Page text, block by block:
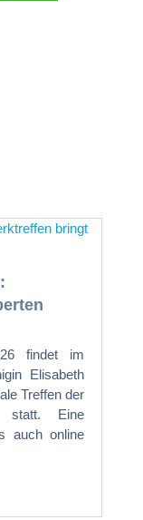
findet im
Elisabeth
Treffen der
statt. Eine
auch online